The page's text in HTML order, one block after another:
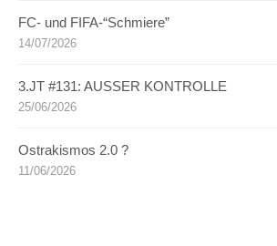
FC- und FIFA-“Schmiere”
14/07/2026
3.JT #131: AUSSER KONTROLLE
25/06/2026
Ostrakismos 2.0 ?
11/06/2026